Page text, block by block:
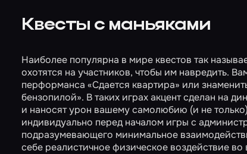
Квесты с маньяками
Наиболее популярна в мире квестов так
охотятся на участников, чтобы им навредить.
перформанса «Сдается квартира» или
бензопилой». В таких играх акцент сделан на
и наносят урон вашему самолюбию (и не
индивидуально перед началом игры с
подразумевающего минимальное
себе реалистичное физическое воздействие во